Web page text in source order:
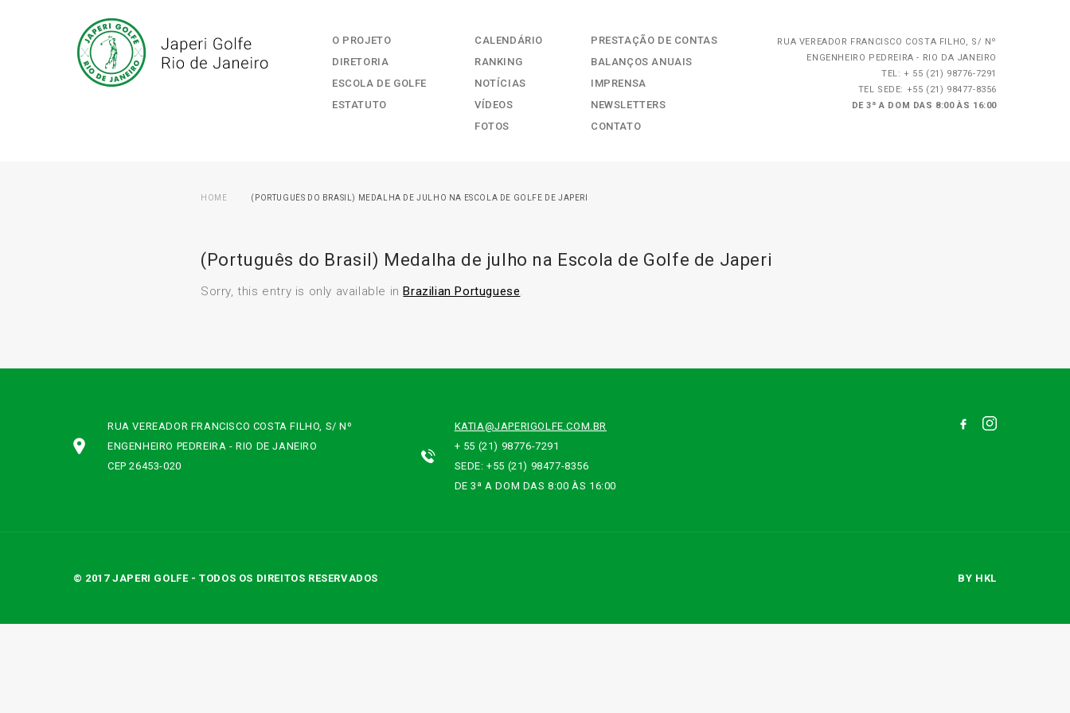
O PROJETO
DIRETORIA
ESCOLA DE GOLFE
ESTATUTO
CALENDÁRIO
RANKING
NOTÍCIAS
VÍDEOS
FOTOS
PRESTAÇÃO DE CONTAS
BALANÇOS ANUAIS
IMPRENSA
NEWSLETTERS
CONTATO
RUA VEREADOR FRANCISCO COSTA FILHO, S/ Nº
ENGENHEIRO PEDREIRA - RIO DA JANEIRO
TEL: + 55 (21) 98776-7291
TEL SEDE: +55 (21) 98477-8356
DE 3ª A DOM DAS 8:00 ÀS 16:00
HOME (PORTUGUÊS DO BRASIL) MEDALHA DE JULHO NA ESCOLA DE GOLFE DE JAPERI
(Português do Brasil) Medalha de julho na Escola de Golfe de Japeri
Sorry, this entry is only available inBrazilian Portuguese.
RUA VEREADOR FRANCISCO COSTA FILHO, S/ Nº
ENGENHEIRO PEDREIRA - RIO DE JANEIRO
CEP 26453-020
KATIA@JAPERIGOLFE.COM.BR
+ 55 (21) 98776-7291
SEDE: +55 (21) 98477-8356
DE 3ª A DOM DAS 8:00 ÀS 16:00
© 2017 JAPERI GOLFE - TODOS OS DIREITOS RESERVADOS BY HKL